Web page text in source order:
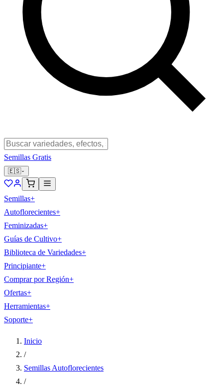
Semillas Gratis
🇪🇸
Semillas+
Autoflorecientes+
Feminizadas+
Guías de Cultivo+
Biblioteca de Variedades+
Principiante+
Comprar por Región+
Ofertas+
Herramientas+
Soporte+
Inicio
/
Semillas Autoflorecientes
/